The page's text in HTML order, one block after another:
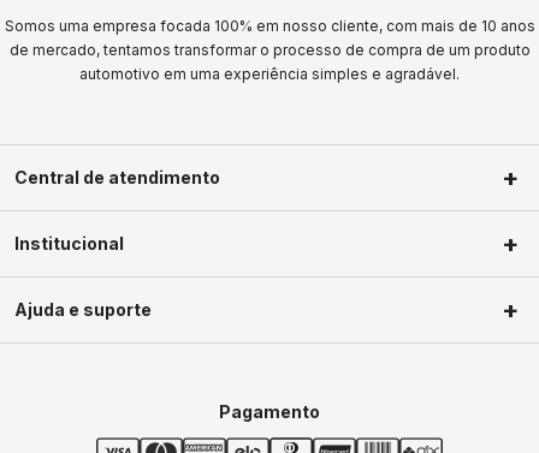
Somos uma empresa focada 100% em nosso cliente, com mais de 10 anos
de mercado, tentamos transformar o processo de compra de um produto
automotivo em uma experiência simples e agradável.
Central de atendimento
Segunda a Sexta-Feira das 09h às
Institucional
Privacidade
Ajuda e suporte
Pagamento